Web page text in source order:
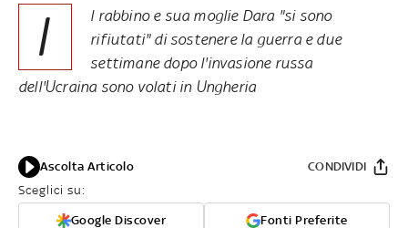
I
l rabbino e sua moglie Dara "si sono
rifiutati" di sostenere la guerra e due
settimane dopo l'invasione russa
dell'Ucraina sono volati in Ungheria
Ascolta Articolo
Sceglici su:
Google Discover Fonti Preferite
CONDIVIDI